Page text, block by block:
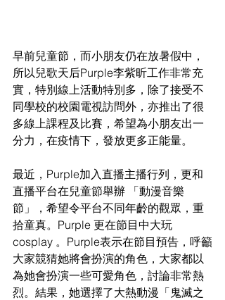
早前兒童節，而小朋友仍在放暑假中，
所以兒歌天后Purple李紫昕工作非常充
實，特別線上活動特別多，除了接受不
同學校的校園電視訪問外，亦推出了很
多線上課程及比賽，希望為小朋友出一
分力，在疫情下，發放更多正能量。
最近，Purple加入直播主播行列，更和
直播平台在兒童節舉辦 「動漫音樂
節」，希望令平台不同年齡的觀眾，重
拾童真。Purple 更在節目中大玩
cosplay 。Purple表示在節目預告，呼籲
大家競猜她將會扮演的角色，大家都以
為她會扮演一些可愛角色，討論非常熱
烈。結果，她選擇了大熱動漫「鬼滅之